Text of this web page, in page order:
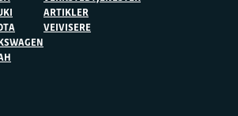
har gratis
kostnadsfri frakt til
ARTIKLER
VEIVISERE